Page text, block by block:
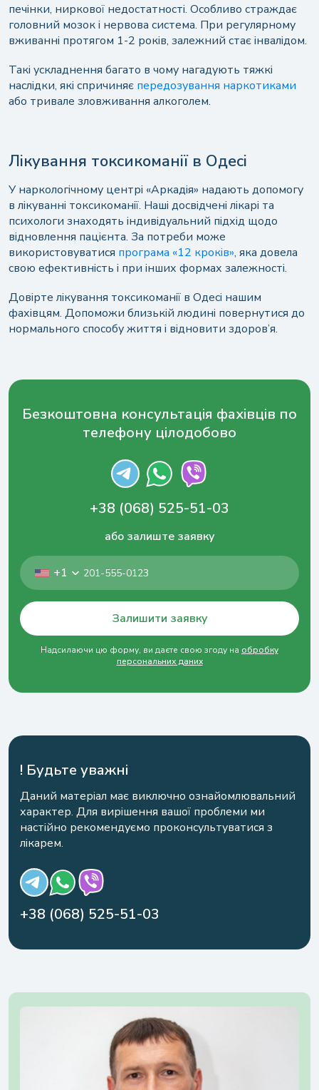
печінки, ниркової недостатності. Особливо страждає
головний мозок і нервова система. При регулярному
вживанні протягом 1-2 років, залежний стає інвалідом.
Такі ускладнення багато в чому нагадують тяжкі
наслідки, які спричиняє передозування наркотиками
або тривале зловживання алкоголем.
Лікування токсикоманії в Одесі
У наркологічному центрі «Аркадія» надають допомогу
в лікуванні токсикоманії. Наші досвідчені лікарі та
психологи знаходять індивідуальний підхід щодо
відновлення пацієнта. За потреби може
використовуватися програма «12 кроків», яка довела
свою ефективність і при інших формах залежності.
Довірте лікування токсикоманії в Одесі нашим
фахівцям. Допоможи близькій людині повернутися до
нормального способу життя і відновити здоров’я.
Безкоштовна консультація фахівців по
телефону цілодобово
+38 (068) 525-51-03
або залиште заявку
+1
Залишити заявку
Надсилаючи цю форму, ви даєте свою згоду на обробку
персональних даних
! Будьте уважні
Даний матеріал має виключно ознайомлювальний
характер. Для вирішення вашої проблеми ми
настійно рекомендуємо проконсультуватися з
лікарем.
+38 (068) 525-51-03
Залишити відгук
Напишіть ім'я або натисніть кнопку “Анонім”
телефону цілодобово